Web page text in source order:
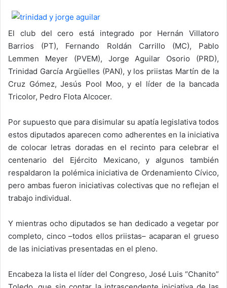
El club del cero está integrado por Hernán Villatoro
Barrios (PT), Fernando Roldán Carrillo (MC), Pablo
Lemmen Meyer (PVEM), Jorge Aguilar Osorio (PRD),
Trinidad García Argüelles (PAN), y los priistas Martín de la
Cruz Gómez, Jesús Pool Moo, y el líder de la bancada
Tricolor, Pedro Flota Alcocer.
Por supuesto que para disimular su apatía legislativa todos
estos diputados aparecen como adherentes en la iniciativa
de colocar letras doradas en el recinto para celebrar el
centenario del Ejército Mexicano, y algunos también
respaldaron la polémica iniciativa de Ordenamiento Cívico,
pero ambas fueron iniciativas colectivas que no reflejan el
trabajo individual.
Y mientras ocho diputados se han dedicado a vegetar por
completo, cinco –todos ellos priistas– acaparan el grueso
de las iniciativas presentadas en el pleno.
Encabeza la lista el líder del Congreso, José Luis “Chanito”